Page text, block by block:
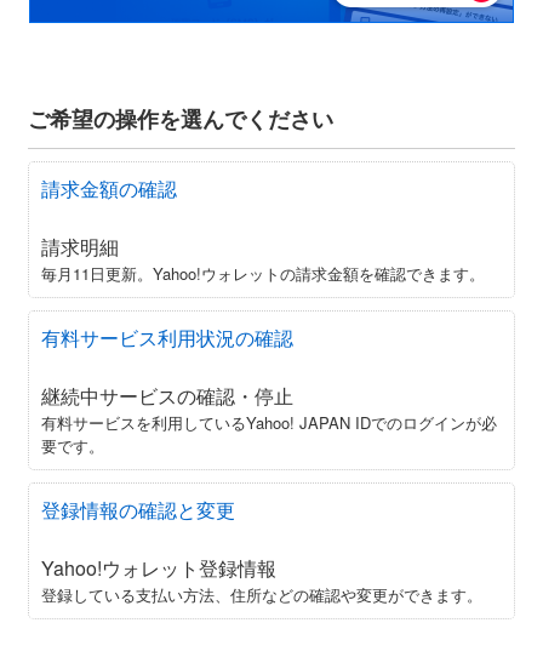
ご希望の操作を選んでください
請求金額の確認
請求明細
毎月11日更新。Yahoo!ウォレットの請求金額を確認できます。
有料サービス利用状況の確認
継続中サービスの確認・停止
有料サービスを利用しているYahoo! JAPAN IDでのログインが必
要です。
登録情報の確認と変更
Yahoo!ウォレット登録情報
登録している支払い方法、住所などの確認や変更ができます。